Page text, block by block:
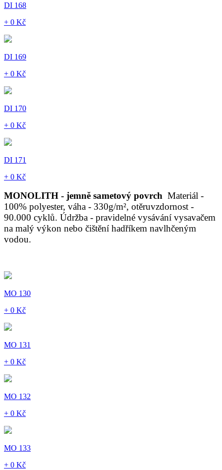
DI 168
+ 0 Kč
DI 169
+ 0 Kč
DI 170
+ 0 Kč
DI 171
+ 0 Kč
MONOLITH - jemně sametový povrch Materiál -
100% polyester, váha - 330g/m², otěruvzdornost -
90.000 cyklů. Údržba - pravidelné vysávání vysavačem
na malý výkon nebo čištění hadříkem navlhčeným
vodou.
MO 130
+ 0 Kč
MO 131
+ 0 Kč
MO 132
+ 0 Kč
MO 133
+ 0 Kč